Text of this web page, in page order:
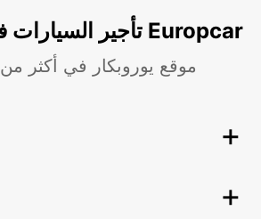
تأجير السيارات في أبو ظبي مع Europcar
موقع يوروبكار في أكثر من